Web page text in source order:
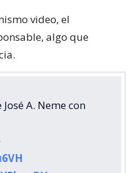
video, el
algo que
A. Neme con